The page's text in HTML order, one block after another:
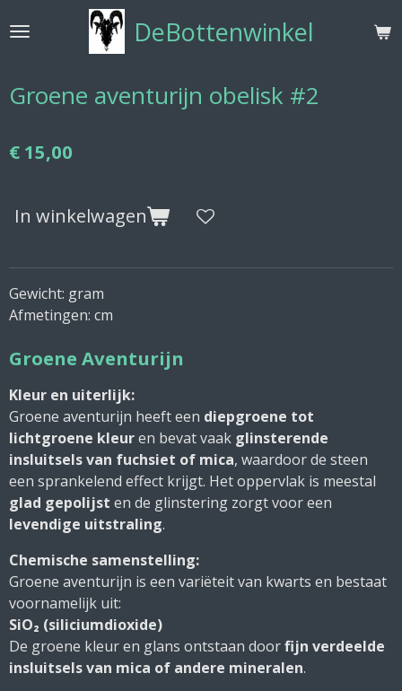
direct
hoofdinhoud
DeBottenwinkel
Groene aventurijn obelisk #2
€ 15,00
In winkelwagen
Gewicht: gram
Afmetingen: cm
Groene Aventurijn
Kleur en uiterlijk:
Groene aventurijn heeft een diepgroene tot
lichtgroene kleuren bevat vaak glinsterende
insluitsels van fuchsiet of mica, waardoor de steen
een sprankelend effect krijgt. Het oppervlak is meestal
glad gepolijst en de glinstering zorgt voor een
levendige uitstraling.
Chemische samenstelling:
Groene aventurijn is een variëteit van kwarts en bestaat
voornamelijk uit:
SiO₂ (siliciumdioxide)
De groene kleur en glans ontstaan doorfijn verdeelde
insluitsels van mica of andere mineralen.